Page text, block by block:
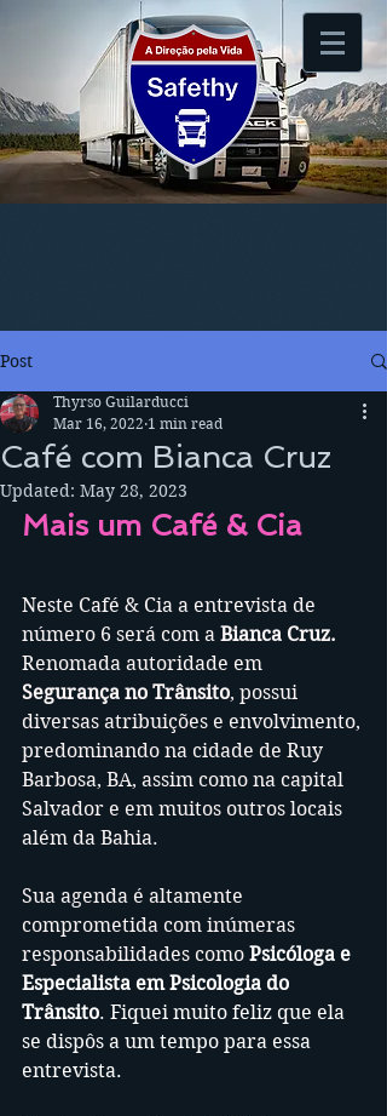
Post
Café com Bianca Cruz
Thyrso Guilarducci
Mar 16, 2022 1 min read
Updated: May 28, 2023
Mais um Café & Cia
Neste Café & Cia a entrevista de
número 6 será com a Bianca Cruz.
Renomada autoridade em
Segurança no Trânsito, possui
diversas atribuições e envolvimento,
predominando na cidade de Ruy
Barbosa, BA, assim como na capital
Salvador e em muitos outros locais
além da Bahia.
Sua agenda é altamente
comprometida com inúmeras
responsabilidades como Psicóloga e
Especialista em Psicologia do
Trânsito. Fiquei muito feliz que ela
se dispôs a um tempo para essa
entrevista.